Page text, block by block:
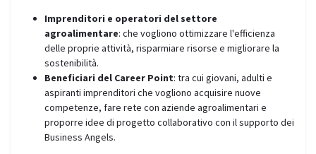
Imprenditori e operatori del settore
agroalimentare: che vogliono ottimizzare l'efficienza
delle proprie attività, risparmiare risorse e migliorare la
sostenibilità.
Beneficiari del Career Point: tra cui giovani, adulti e
aspiranti imprenditori che vogliono acquisire nuove
competenze, fare rete con aziende agroalimentari e
proporre idee di progetto collaborativo con il supporto dei
Business Angels.